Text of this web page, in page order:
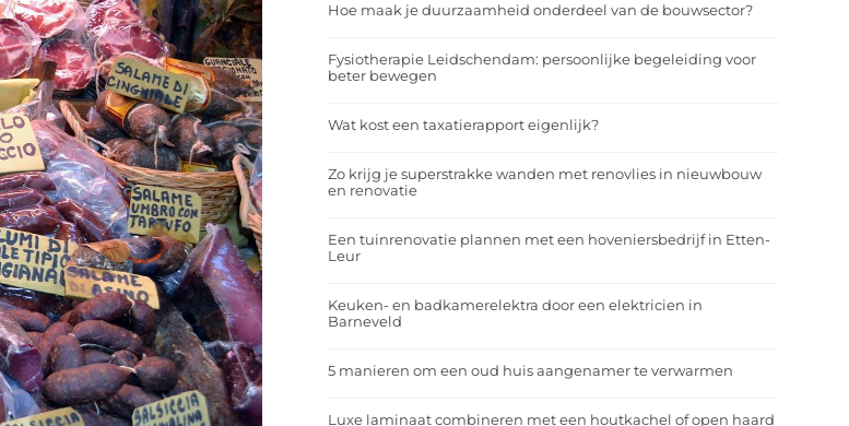
Hoe maak je duurzaamheid onderdeel van de bouwsector?
Fysiotherapie Leidschendam: persoonlijke begeleiding voor
beter bewegen
Wat kost een taxatierapport eigenlijk?
Zo krijg je superstrakke wanden met renovlies in nieuwbouw
en renovatie
Een tuinrenovatie plannen met een hoveniersbedrijf in Etten-
Leur
Keuken- en badkamerelektra door een elektricien in
Barneveld
5 manieren om een oud huis aangenamer te verwarmen
Luxe laminaat combineren met een houtkachel of open haard